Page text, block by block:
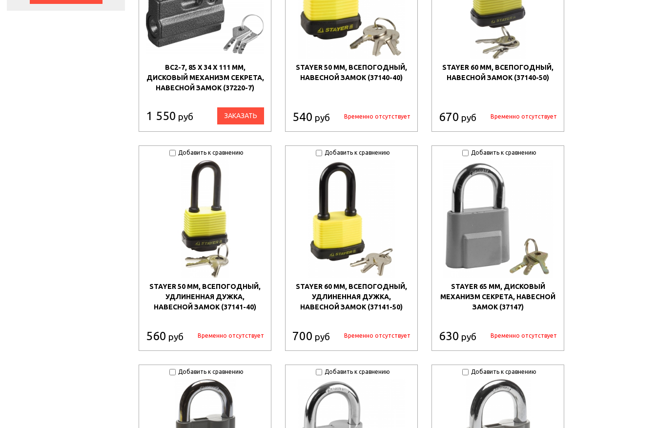
ВС2-7, 85 Х 34 Х 111 ММ,
ДИСКОВЫЙ МЕХАНИЗМ СЕКРЕТА,
НАВЕСНОЙ ЗАМОК (37220-7)
1 550 руб ЗАКАЗАТЬ
STAYER 50 ММ, ВСЕПОГОДНЫЙ,
НАВЕСНОЙ ЗАМОК (37140-40)
540 руб Временно отсутствует
STAYER 60 ММ, ВСЕПОГОДНЫЙ,
НАВЕСНОЙ ЗАМОК (37140-50)
670 руб Временно отсутствует
Добавить к сравнению
STAYER 50 ММ, ВСЕПОГОДНЫЙ,
УДЛИНЕННАЯ ДУЖКА,
НАВЕСНОЙ ЗАМОК (37141-40)
560 руб Временно отсутствует
Добавить к сравнению
STAYER 60 ММ, ВСЕПОГОДНЫЙ,
УДЛИНЕННАЯ ДУЖКА,
НАВЕСНОЙ ЗАМОК (37141-50)
700 руб Временно отсутствует
Добавить к сравнению
STAYER 65 ММ, ДИСКОВЫЙ
МЕХАНИЗМ СЕКРЕТА, НАВЕСНОЙ
ЗАМОК (37147)
630 руб Временно отсутствует
Добавить к сравнению Добавить к сравнению Добавить к сравнению